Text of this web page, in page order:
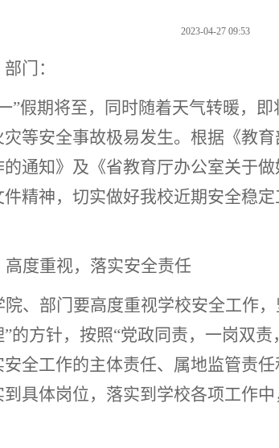
2023-04-27 09:53
门：
”假期将至，同时随着天气转暖，即
灾等安全事故极易发生。根据《教
的通知》及《省教育厅办公室关于做
件精神，切实做好我校近期安全稳
高度重视，落实安全责任
院、部门要高度重视学校安全工作
的方针，按照“党政同责，一岗双
安全工作的主体责任、属地监管责
到具体岗位，落实到学校各项工作